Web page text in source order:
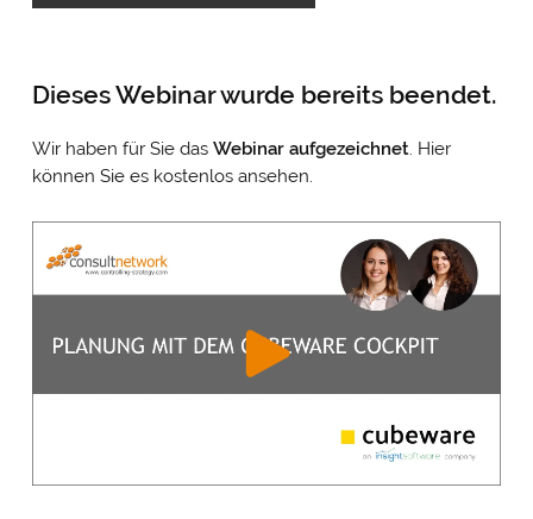
Dieses Webinar wurde bereits beendet.
Wir haben für Sie das Webinar aufgezeichnet. Hier
können Sie es kostenlos ansehen.